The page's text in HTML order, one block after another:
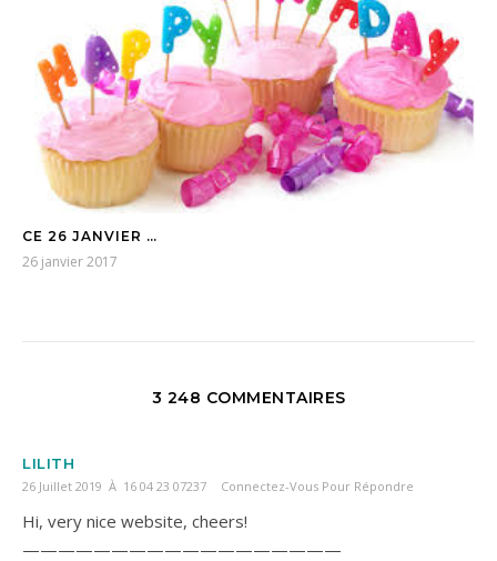
CE 26 JANVIER …
26 janvier 2017
3 248 COMMENTAIRES
LILITH
26 Juillet 2019 À 16 04 23 07237 Connectez-Vous Pour Répondre
Hi, very nice website, cheers!
——————————————————